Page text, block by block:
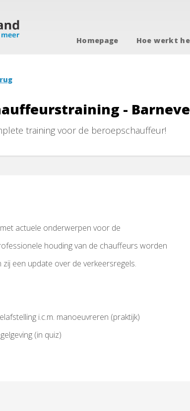
Homepage Hoe werkt
-
training voor de beroepschauffeur!
actuele onderwerpen voor de
houding van de chauffeurs worden
een update over de verkeersregels.
i.c.m. manoeuvreren (praktijk)
(in quiz)